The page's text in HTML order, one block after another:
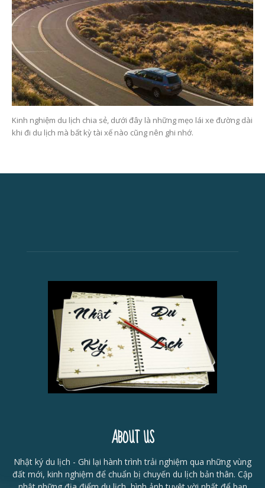
Kinh nghiệm du lịch chia sẻ, dưới đây là những mẹo lái xe đường dài
khi đi du lịch mà bất kỳ tài xế nào cũng nên ghi nhớ.
ABOUT US
Nhật ký du lịch - Ghi lại hành trình trải nghiệm qua những vùng
đất mới, kinh nghiệm để chuẩn bị chuyến du lịch bản thân. Cập